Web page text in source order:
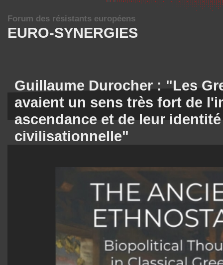
EURO-SYNERGIES
Forum des résistants européens
Guillaume Durocher : "Les
avaient un sens très fort de
ascendance et de leur
civilisationnelle"